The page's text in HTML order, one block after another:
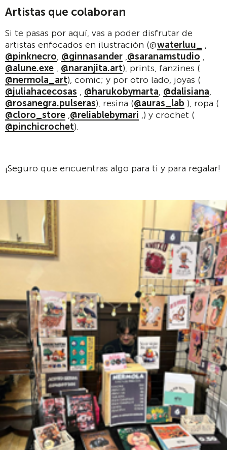
Artistas que colaboran
Si te pasas por aquí, vas a poder disfrutar de
artistas enfocados en ilustración (@waterluu_
,
@pinknecro, @ginnasander ,@saranamstudio ,
@alune.exe , @naranjita.art), prints, fanzines (
@nermola_art), comic; y por otro lado, joyas (
@juliahacecosas , @harukobymarta, @dalisiana,
@rosanegra.pulseras), resina (@auras_lab ), ropa (
@cloro_store ,@reliablebymari ,) y crochet (
@pinchicrochet).
¡Seguro que encuentras algo para ti y para regalar!